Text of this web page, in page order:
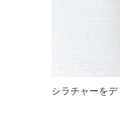
シラチャーを